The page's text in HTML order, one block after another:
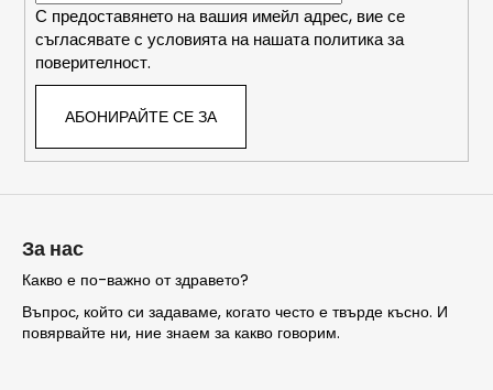
С предоставянето на вашия имейл адрес, вие се
съгласявате с условията на нашата политика за
поверителност.
АБОНИРАЙТЕ СЕ ЗА
За нас
Какво е по-важно от здравето?
Въпрос, който си задаваме, когато често е твърде късно. И
повярвайте ни, ние знаем за какво говорим.